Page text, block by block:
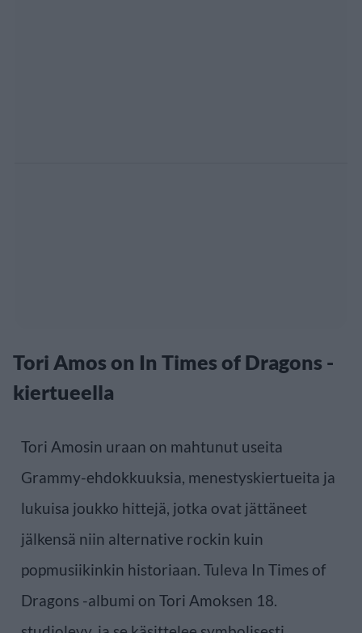
Tori Amos on In Times of Dragons -
kiertueella
Tori Amosin uraan on mahtunut useita
Grammy-ehdokkuuksia, menestyskiertueita ja
lukuisa joukko hittejä, jotka ovat jättäneet
jälkensä niin alternative rockin kuin
popmusiikinkin historiaan. Tuleva In Times of
Dragons -albumi on Tori Amoksen 18.